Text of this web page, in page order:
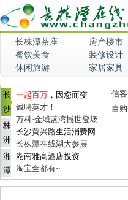
长株潭茶座 房产楼市
餐饮美食
装修设计
休闲旅游
家居家具
长
沙
株
洲
湘
潭
一起百万 ，因您而变
诚聘英才！
万科·金域蓝湾撼世登场
长沙黄兴路生活消费网
长株潭在线湖大参展
湖南雅高酒店投资
淘宝全都有~
信
自